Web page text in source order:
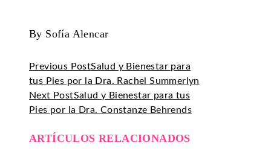
By Sofía Alencar
Previous PostSalud y Bienestar para
tus Pies por la Dra. Rachel Summerlyn
Next PostSalud y Bienestar para tus
Pies por la Dra. Constanze Behrends
ARTÍCULOS RELACIONADOS